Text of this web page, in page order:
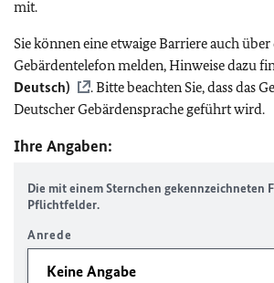
mit.
Sie können eine etwaige Barriere auch über
Gebärdentelefon melden, Hinweise dazu
Deutsch)
. Bitte beachten Sie, dass das
Deutscher Gebärdensprache geführt wird.
Ihre Angaben:
Die mit einem Sternchen gekennzeichneten
Pflichtfelder.
Anrede